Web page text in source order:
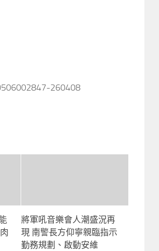
260408
將軍吼音樂會人潮盛況再
現 南警長方仰寧親臨指示
勤務規劃、啟動安維